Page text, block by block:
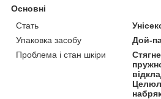
Основні
Стать
Упаковка засобу
Дой-
Проблема і стан шкіри